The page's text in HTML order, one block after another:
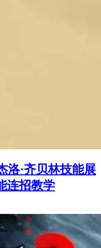
洛·齐贝林技能展
连招教学